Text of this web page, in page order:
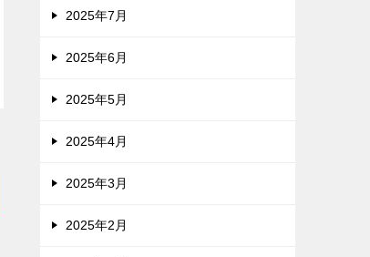
2025年7月
2025年6月
2025年5月
2025年4月
2025年3月
2025年2月